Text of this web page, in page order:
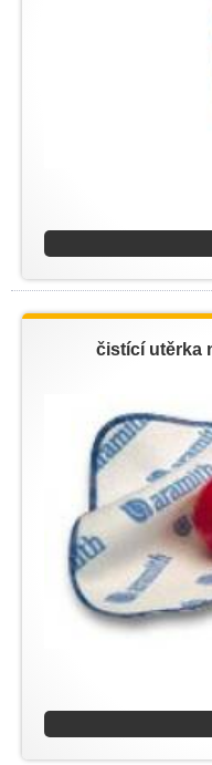
čistící utěrka